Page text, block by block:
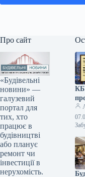
Про сайт
«Будівельні
новини» —
галузевий
портал для
тих, хто
працює в
будівництві
або планує
ремонт чи
інвестиції в
нерухомість.